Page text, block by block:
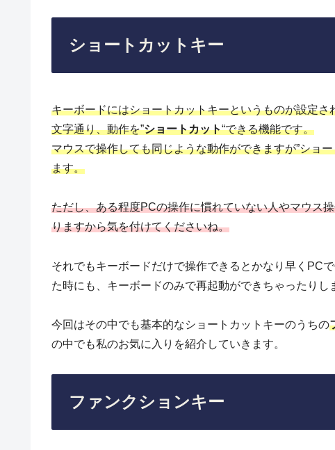
ショートカットキー
キーボードにはショートカットキーというものが設定さ
文字通り、動作を”ショートカット“できる機能です。
マウスで操作しても同じような動作ができますが”ショ
ます。
ただし、ある程度PCの操作に慣れていない人やマウス
りますから気を付けてくださいね。
それでもキーボードだけで操作できるとかなり早くPC
た時にも、キーボードのみで再起動ができちゃったりし
今回はその中でも基本的なショートカットキーのうちの
の中でも私のお気に入りを紹介していきます。
ファンクションキー